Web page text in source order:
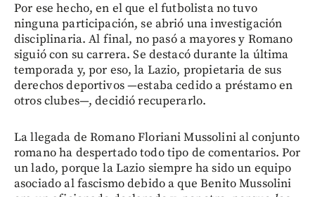
Por ese hecho, en el que el futbolista no tuvo
ninguna participación, se abrió una investigación
disciplinaria. Al final, no pasó a mayores y Romano
siguió con su carrera. Se destacó durante la última
temporada y, por eso, la Lazio, propietaria de sus
derechos deportivos —estaba cedido a préstamo en
otros clubes—, decidió recuperarlo.
La llegada de Romano Floriani Mussolini al conjunto
romano ha despertado todo tipo de comentarios. Por
un lado, porque la Lazio siempre ha sido un equipo
asociado al fascismo debido a que Benito Mussolini